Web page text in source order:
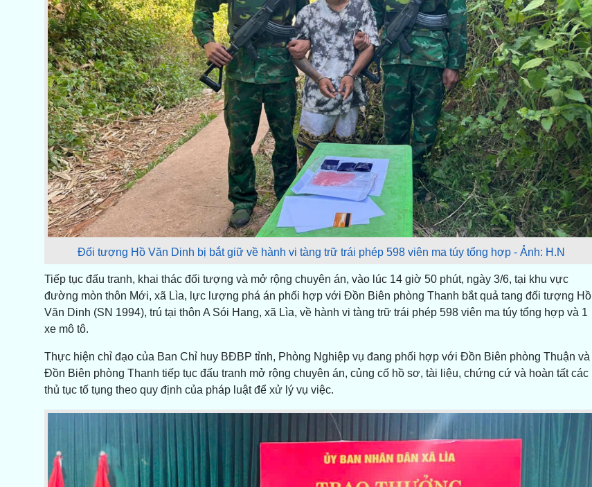
Đối tượng Hồ Văn Dinh bị bắt giữ về hành vi tàng trữ trái phép 598 viên ma túy tổng hợp - Ảnh: H.N
Tiếp tục đấu tranh, khai thác đối tượng và mở rộng chuyên án, vào lúc 14 giờ 50 phút, ngày 3/6, tại khu vực
đường mòn thôn Mới, xã Lìa, lực lượng phá án phối hợp với Đồn Biên phòng Thanh bắt quả tang đối tượng Hồ
Văn Dinh (SN 1994), trú tại thôn A Sói Hang, xã Lìa, về hành vi tàng trữ trái phép 598 viên ma túy tổng hợp và 1
xe mô tô.
Thực hiện chỉ đạo của Ban Chỉ huy BĐBP tỉnh, Phòng Nghiệp vụ đang phối hợp với Đồn Biên phòng Thuận và
Đồn Biên phòng Thanh tiếp tục đấu tranh mở rộng chuyên án, củng cố hồ sơ, tài liệu, chứng cứ và hoàn tất các
thủ tục tố tụng theo quy định của pháp luật để xử lý vụ việc.